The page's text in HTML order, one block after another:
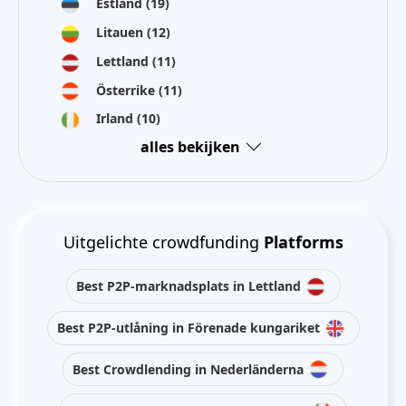
Litauen (12)
Lettland (11)
Österrike (11)
Irland (10)
alles bekijken
Uitgelichte crowdfunding Platforms
Best P2P-marknadsplats in Lettland
Best P2P-utlåning in Förenade kungariket
Best Crowdlending in Nederländerna